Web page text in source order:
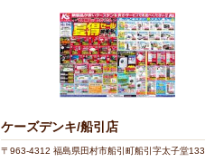
ケーズデンキ/船引店
〒963-4312 福島県田村市船引町船引字太子堂133